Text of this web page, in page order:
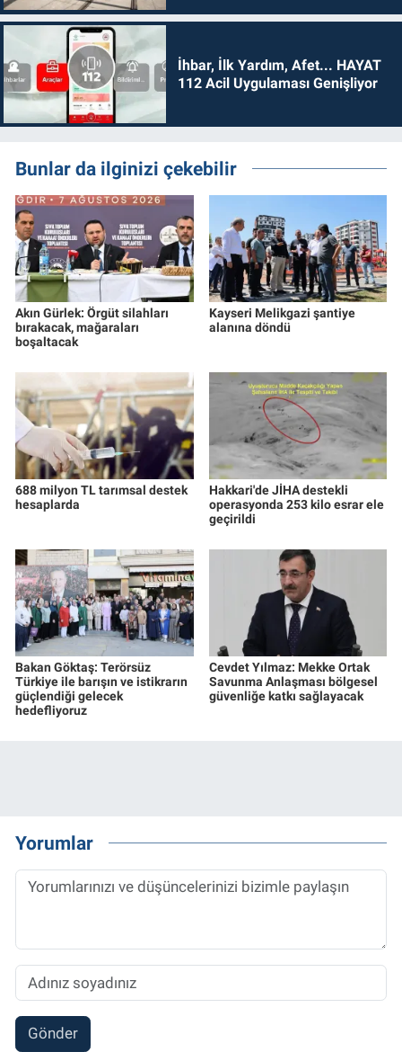
İhbar, İlk Yardım, Afet... HAYAT
112 Acil Uygulaması Genişliyor
Bunlar da ilginizi çekebilir
Akın Gürlek: Örgüt silahları
bırakacak, mağaraları
boşaltacak
Kayseri Melikgazi şantiye
alanına döndü
688 milyon TL tarımsal destek
hesaplarda
Hakkari'de JİHA destekli
operasyonda 253 kilo esrar ele
geçirildi
Bakan Göktaş: Terörsüz
Türkiye ile barışın ve istikrarın
güçlendiği gelecek
hedefliyoruz
Cevdet Yılmaz: Mekke Ortak
Savunma Anlaşması bölgesel
güvenliğe katkı sağlayacak
Yorumlar
Gönder